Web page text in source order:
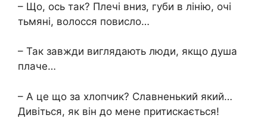
– Що, ось так? Плечі вниз, губи в лінію, очі
тьмяні, волосся повисло…
– Так завжди виглядають люди, якщо душа
плаче…
– А це що за хлопчик? Славненький який…
Дивіться, як він до мене притискається!